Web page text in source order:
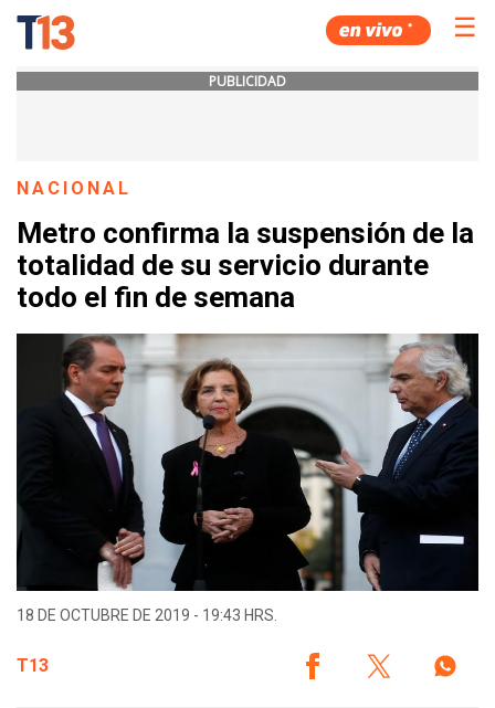
☰
PUBLICIDAD
NACIONAL
Metro confirma la suspensión de la
totalidad de su servicio durante
todo el fin de semana
18 DE OCTUBRE DE 2019 - 19:43 HRS.
T13